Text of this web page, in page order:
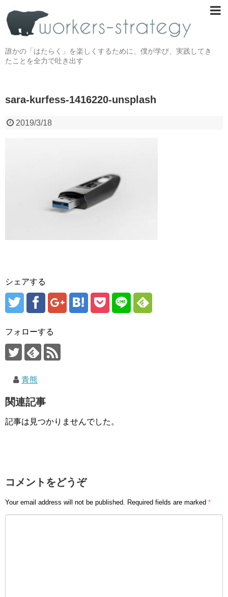
誰かの「はたらく」を楽しくするために、僕が学び、実践してき
たことを全力で吐き出す
sara-kurfess-1416220-unsplash
2019/3/18
シェアする
フォローする
青熊
関連記事
記事は見つかりませんでした。
コメントをどうぞ
Your email address will not be published. Required fields are marked *